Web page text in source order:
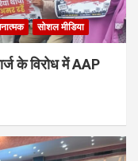
सोशल मीडिया
के विरोध में AAP